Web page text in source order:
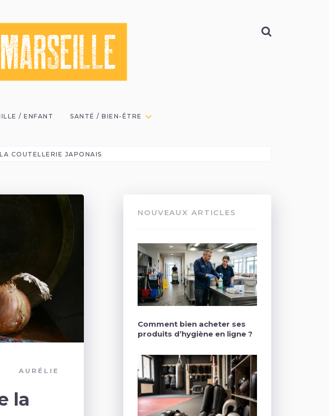
/ ENFANT SANTÉ / BIEN-ÊTRE
COUTELLERIE JAPONAIS
AURÉLIE
la
NOUVEAUX ARTICLES
Comment bien acheter ses
produits d’hygiène en ligne ?